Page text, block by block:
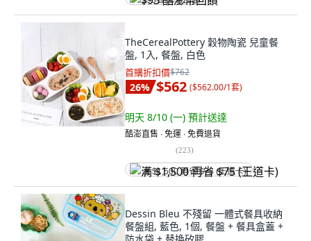
TheCerealPottery 穀物陶瓷 兒童餐
盤, 1入, 餐盤, 白色
首購折扣價$762
26% $562 ($562.00/1套)
明天 8/10 (一) 預計送達
酷澎直售 ∙ 免運 ∙ 免費退貨
(223)
满 $1,500 再省 $75 (王道卡)
Dessin Bleu 不殘留 一體式餐具收納
餐盤組, 藍色, 1個, 餐盤 + 餐具盒蓋 +